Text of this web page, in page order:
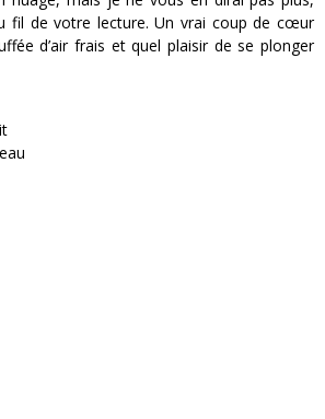
fil de votre lecture. Un vrai coup de cœur
d’air frais et quel plaisir de se plonger